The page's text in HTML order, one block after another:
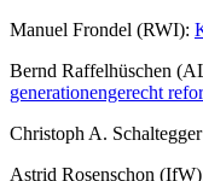
Manuel Frondel (RWI):
Bernd Raffelhüschen
generationengerecht
Christoph A.
Astrid Rosenschon